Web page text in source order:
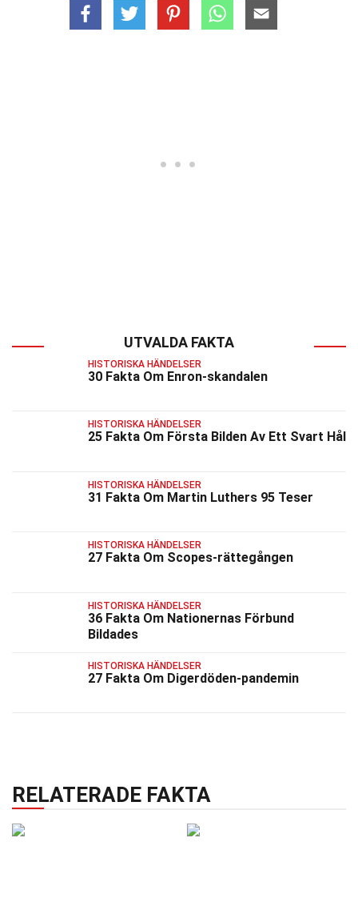
UTVALDA FAKTA
HISTORISKA HÄNDELSER
30 Fakta Om Enron-skandalen
HISTORISKA HÄNDELSER
25 Fakta Om Första Bilden Av Ett Svart Hål
HISTORISKA HÄNDELSER
31 Fakta Om Martin Luthers 95 Teser
HISTORISKA HÄNDELSER
27 Fakta Om Scopes-rättegången
HISTORISKA HÄNDELSER
36 Fakta Om Nationernas Förbund
Bildades
HISTORISKA HÄNDELSER
27 Fakta Om Digerdöden-pandemin
RELATERADE FAKTA